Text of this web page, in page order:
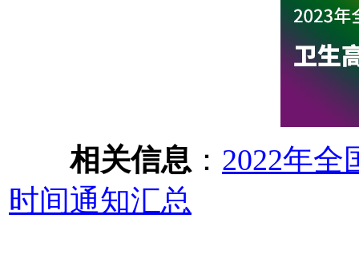
相关信息 ： 2022年全
时间通知汇总